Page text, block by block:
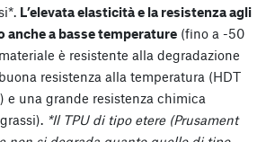
L’elevata elasticità e la resistenza agli
anche a basse temperature (fino a -50
è resistente alla degradazione
resistenza alla temperatura (HDT
e una grande resistenza chimica
*Il TPU di tipo etere (Prusament